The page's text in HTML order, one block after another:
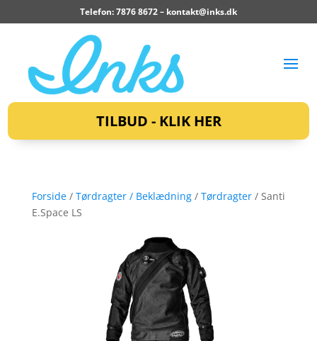
Telefon: 7876 8672 – kontakt@inks.dk
TILBUD - KLIK HER
Forside/ Tørdragter / Beklædning/ Tørdragter/ Santi
E.Space LS